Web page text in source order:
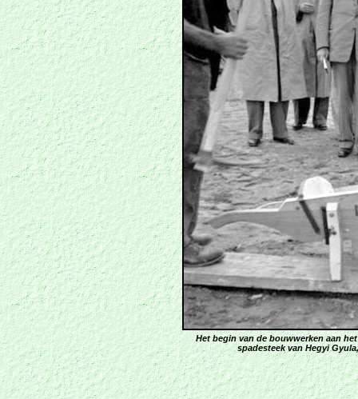
Het begin van de bouwwerken aan
spadesteek van HegyiGyula